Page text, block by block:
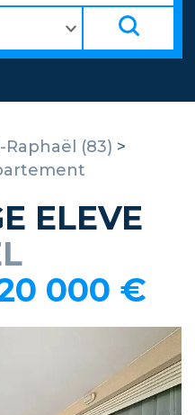
(83) >
ELEVE
000 €